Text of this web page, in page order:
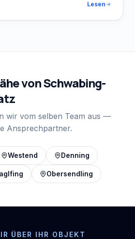
Lesen
vonSchwabing-
wir vom selben Team aus —
Ansprechpartner.
Westend Denning
Obersendling
ÜBER IHR OBJEKT